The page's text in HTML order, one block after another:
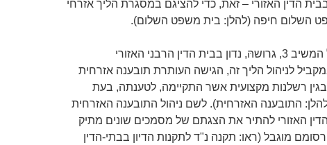
הדין האזורי – זאת, כדי להציגם במסגרת הליך אזרחי
השלום חיפה (להלן: בית משפט השלום).
עניינם של העותרת ושל המשיב 3, גרושהּ, נדון בבית הדין הרבני האזורי
לניהול הליך זה, הגישה העותרת תובענה אזרחית
בגין רשלנות מקצועית אשר התקיימה, לטענתה, בעת
התובענה האזרחית). לשם ניהול התובענה האזרחית
האזורי להתיר את הצגתם של מסמכים שונים מתיק
מוגבל (ראו: תקנה נ"ד לתקנות הדיון בבתי-הדין